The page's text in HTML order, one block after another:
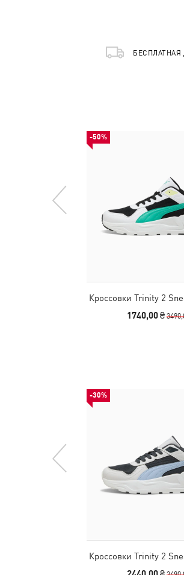
-50%
Кроссовки Trinity 2
1740,00 ₴
-30%
Кроссовки Trinity 2